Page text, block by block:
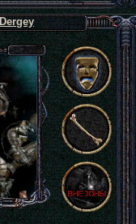
Dergey